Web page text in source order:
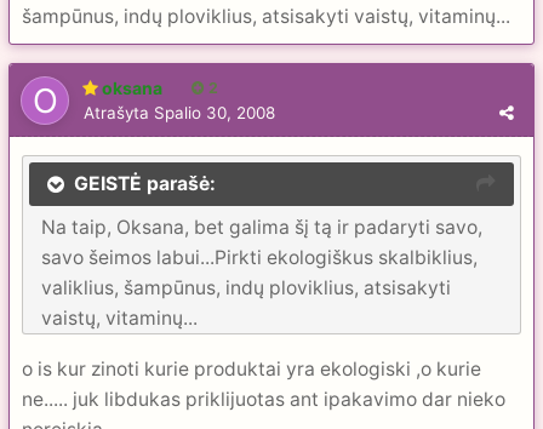
šampūnus, indų ploviklius, atsisakyti vaistų, vitaminų...
oksana 2
Atrašyta Spalio 30, 2008
GEISTĖ parašė:
Na taip, Oksana, bet galima šį tą ir padaryti savo,
savo šeimos labui...Pirkti ekologiškus skalbiklius,
valiklius, šampūnus, indų ploviklius, atsisakyti
vaistų, vitaminų...
o is kur zinoti kurie produktai yra ekologiski ,o kurie
ne..... juk libdukas priklijuotas ant ipakavimo dar nieko